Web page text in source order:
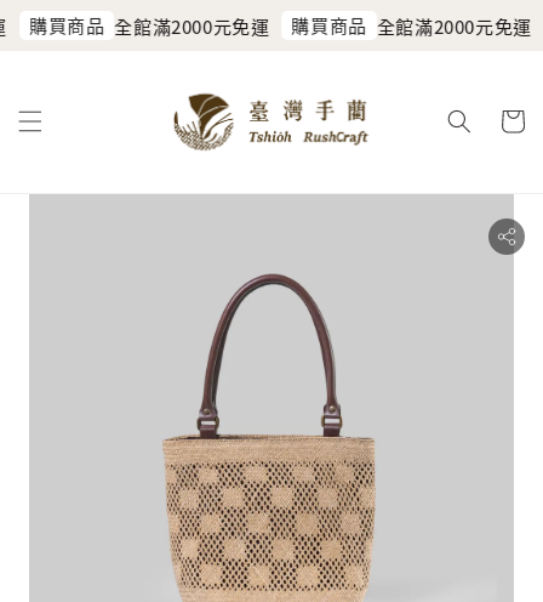
購買商品 全館滿2000元免運 購買商品 全館滿2000元免運